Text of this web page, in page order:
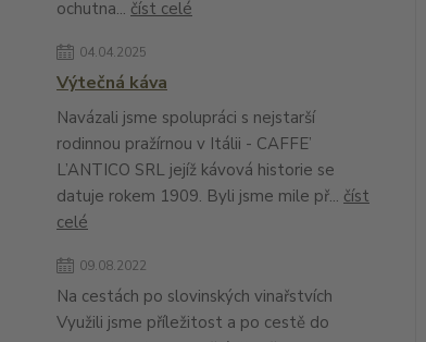
ochutna... číst celé
04.04.2025
Výtečná káva
Navázali jsme spolupráci s nejstarší
rodinnou pražírnou v Itálii - CAFFE’
L’ANTICO SRL jejíž kávová historie se
datuje rokem 1909. Byli jsme mile př... číst
celé
09.08.2022
Na cestách po slovinských vinařstvích
Využili jsme příležitost a po cestě do